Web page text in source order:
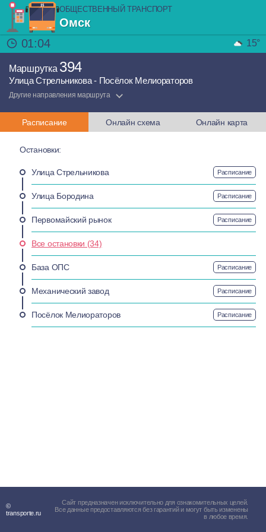
ОБЩЕСТВЕННЫЙ ТРАНСПОРТ
Омск
01:04
15°
Маршрутка 394
Улица Стрельникова - Посёлок Мелиораторов
Другие направления маршрута
Расписание Онлайн схема Онлайн карта
Остановки:
Улица Стрельникова Расписание
Улица Бородина Расписание
Первомайский рынок Расписание
Все остановки (34)
База ОПС Расписание
Механический завод Расписание
Посёлок Мелиораторов Расписание
©
transporte.ru
Сайт предназначен исключительно для ознакомительных целей.
Все данные предоставляются без гарантий и могут быть изменены
в любое время.